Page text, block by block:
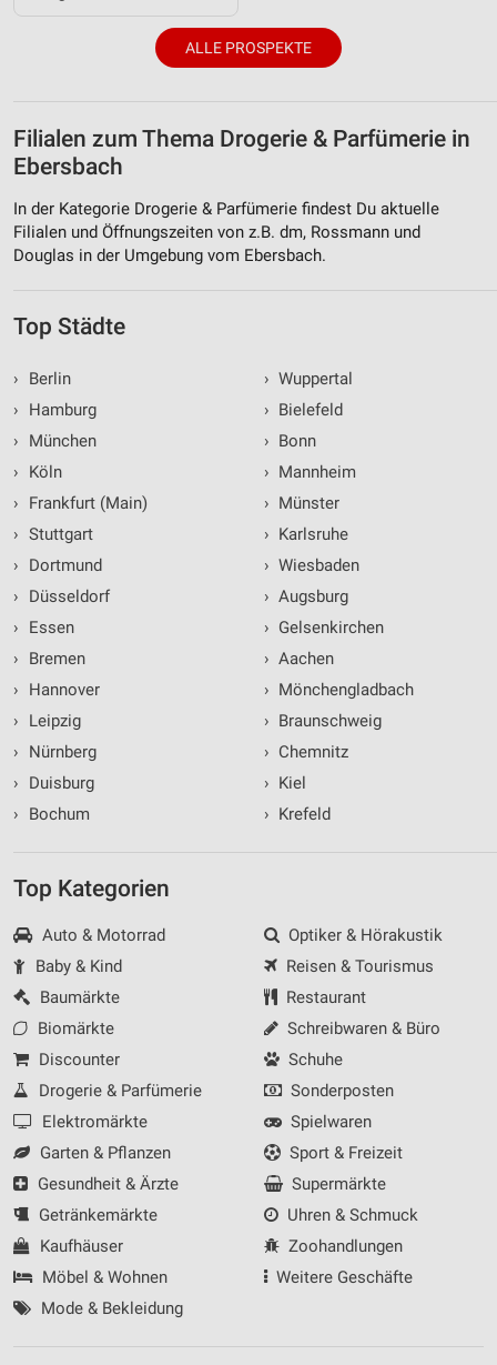
ALLE PROSPEKTE
Filialen zum Thema Drogerie & Parfümerie in
Ebersbach
In der Kategorie Drogerie & Parfümerie findest Du aktuelle
Filialen und Öffnungszeiten von z.B. dm, Rossmann und
Douglas in der Umgebung vom Ebersbach.
Top Städte
›
Berlin
›
Hamburg
›
München
›
Köln
›
Frankfurt (Main)
› Stuttgart
›
Dortmund
›
Düsseldorf
›
Essen
›
Bremen
›
Hannover
›
Leipzig
›
Nürnberg
›
Duisburg
›
Bochum
› Wuppertal
› Bielefeld
› Bonn
› Mannheim
› Münster
› Karlsruhe
› Wiesbaden
› Augsburg
› Gelsenkirchen
› Aachen
› Mönchengladbach
› Braunschweig
› Chemnitz
› Kiel
› Krefeld
Top Kategorien
Auto & Motorrad
Baby & Kind
Baumärkte
Biomärkte
Discounter
Drogerie & Parfümerie
Elektromärkte
Garten & Pflanzen
Gesundheit & Ärzte
Getränkemärkte
Kaufhäuser
Möbel & Wohnen
Mode & Bekleidung
Optiker & Hörakustik
Reisen & Tourismus
Restaurant
Schreibwaren & Büro
Schuhe
Sonderposten
Spielwaren
Sport & Freizeit
Supermärkte
Uhren & Schmuck
Zoohandlungen
Weitere Geschäfte